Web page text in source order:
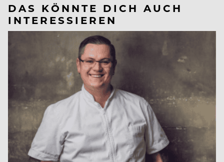
DAS KÖNNTE DICH AUCH
INTERESSIEREN